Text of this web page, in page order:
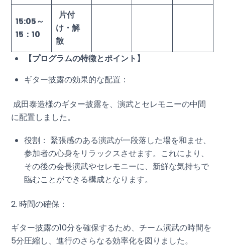
15:05～
15：10
片付
け・解
散
【プログラムの特徴とポイント】
ギター披露の効果的な配置：
成田泰造様のギター披露を、演武とセレモニーの中間
に配置しました。
役割： 緊張感のある演武が一段落した場を和ませ、
参加者の心身をリラックスさせます。これにより、
その後の会長演武やセレモニーに、新鮮な気持ちで
臨むことができる構成となります。
2. 時間の確保：
ギター披露の10分を確保するため、チーム演武の時間を
5分圧縮し、進行のさらなる効率化を図りました。